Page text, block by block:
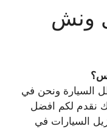
ونش
السيارة ونحن في
نقدم لكم افضل
السيارات في